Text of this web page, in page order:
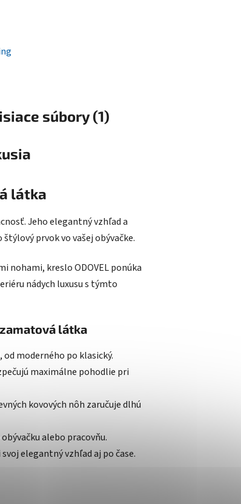
súbory (1)
látka
Jeho elegantný vzhľad a
prvok vo vašej obývačke.
nohami, kreslo ODOVEL ponúka
nádych luxusu s týmto
látka
moderného po klasický.
maximálne pohodlie pri
kovových nôh zaručuje dlhú
alebo pracovňu.
elegantný vzhľad aj po čase.